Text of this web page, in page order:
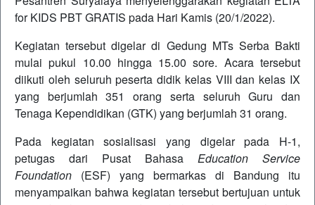
for KIDS PBT GRATIS pada Hari Kamis (20/1/2022).
Kegiatan tersebut digelar di Gedung MTs Serba Bakti
mulai pukul 10.00 hingga 15.00 sore. Acara tersebut
diikuti oleh seluruh peserta didik kelas VIII dan kelas IX
yang berjumlah 351 orang serta seluruh Guru dan
Tenaga Kependidikan (GTK) yang berjumlah 31 orang.
Pada kegiatan sosialisasi yang digelar pada H-1,
petugas dari Pusat Bahasa Education Service
Foundation (ESF) yang bermarkas di Bandung itu
menyampaikan bahwa kegiatan tersebut bertujuan untuk